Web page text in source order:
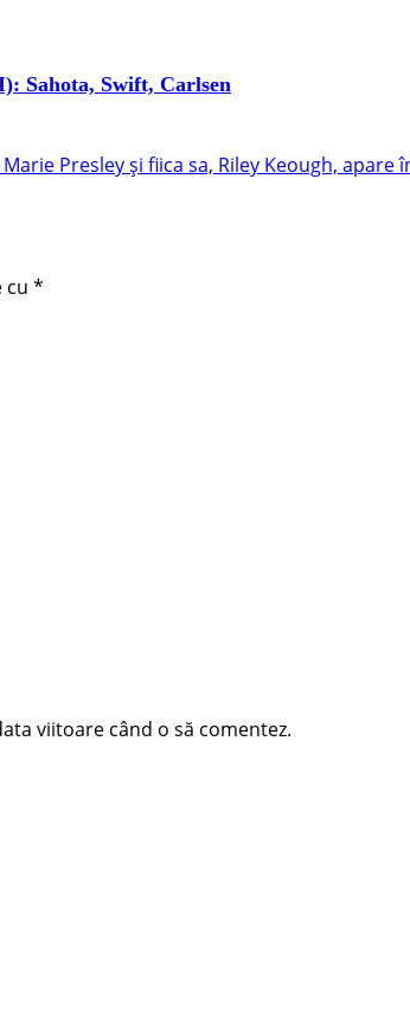
Sahota, Swift, Carlsen
Presley și fiica sa, Riley Keough,
cu *
viitoare când o să comentez.